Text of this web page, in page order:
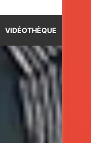
VIDÉOTHÈQUE